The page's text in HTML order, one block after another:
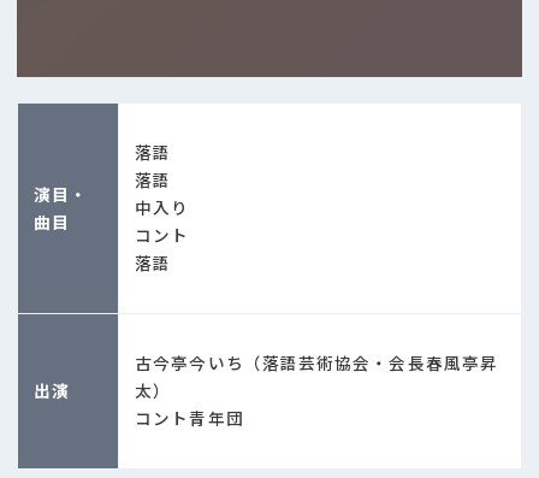
演目・
曲目
落語
落語
中入り
コント
落語
出演
古今亭今いち（落語芸術協会・会長春風亭昇
太）
コント青年団